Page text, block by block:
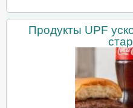
Продукты UPF